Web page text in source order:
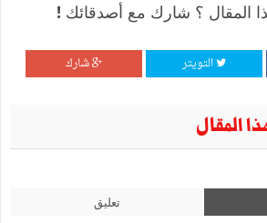
المقال ؟ شارك مع أصدقائك !
التويتر شارك
المقال
تعليق